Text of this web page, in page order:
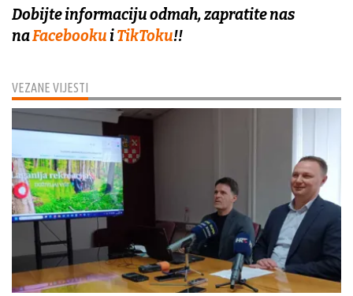
VEZANE VIJESTI
Dobijte informaciju odmah, zapratite nas
naFacebookuiTikToku!!